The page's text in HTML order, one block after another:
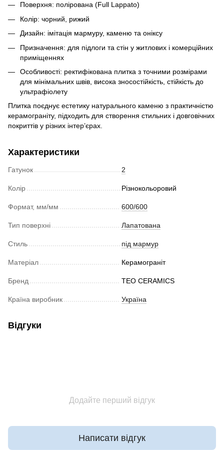
Поверхня: полірована (Full Lappato)
Колір: чорний, рижий
Дизайн: імітація мармуру, каменю та оніксу
Призначення: для підлоги та стін у житлових і комерційних
приміщеннях
Особливості: ректифікована плитка з точними розмірами
для мінімальних швів, висока зносостійкість, стійкість до
ультрафіолету
Плитка поєднує естетику натурального каменю з практичністю
керамограніту, підходить для створення стильних і довговічних
покриттів у різних інтер’єрах.
Характеристики
Гатунок 2
Колір Різнокольоровий
Формат, мм/мм 600/600
Тип поверхні Лапатована
Стиль під мармур
Матеріал Керамограніт
Бренд TEO CERAMICS
Країна виробник Україна
Відгуки
Додайте перший відгук
Написати відгук